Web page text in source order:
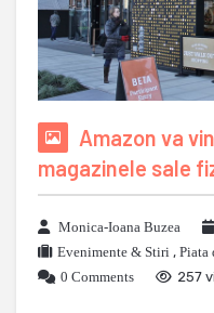
Amazon va
magazinele sale
Monica-Ioana Buzea
Evenimente & Stiri , Piata
0 Comments
257